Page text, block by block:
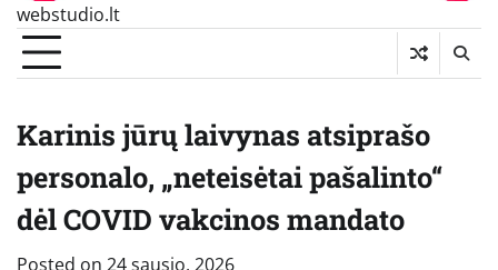
webstudio.lt
Karinis jūrų laivynas atsiprašo
personalo, „neteisėtai pašalinto“
dėl COVID vakcinos mandato
Posted on 24 sausio, 2026